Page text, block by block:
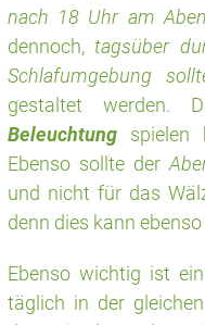
nach 18 Uhr am
dennoch,tagsüber
Schlafumgebung
gestaltet werden.
Beleuchtungspielen
Ebenso sollte der
und nicht für das
denn dies kann
Ebenso wichtig ist
täglich in der